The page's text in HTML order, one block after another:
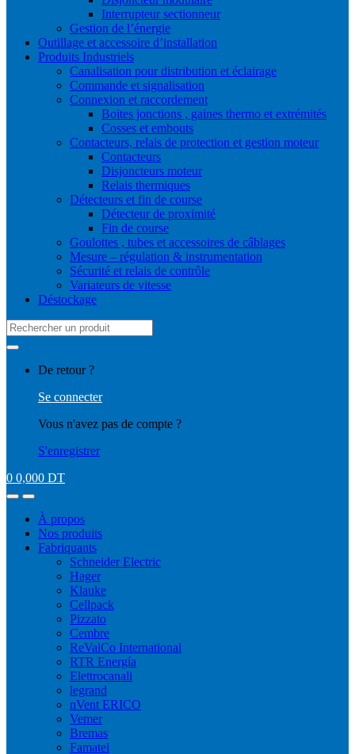
Interrupteur sectionneur
Gestion de l’énergie
Outillage et accessoire d’installation
Produits Industriels
Canalisation pour distribution et éclairage
Commande et signalisation
Connexion et raccordement
Boites jonctions , gaines thermo et extrémités
Cosses et embouts
Contacteurs, relais de protection et gestion moteur
Contacteurs
Disjoncteurs moteur
Relais thermiques
Détecteurs et fin de course
Détecteur de proximité
Fin de course
Goulottes , tubes et accessoires de câblages
Mesure – régulation & instrumentation
Sécurité et relais de contrôle
Variateurs de vitesse
Déstockage
Search
for:
De retour ?
Se connecter
Vous n'avez pas de compte ?
S'enregistrer
0 0,000 DT
À propos
Nos produits
Fabriquants
Schneider Electric
Hager
Klauke
Cellpack
Pizzato
Cembre
ReValCo International
RTR Energía
Elettrocanali
legrand
nVent ERICO
Vemer
Bremas
Famatel